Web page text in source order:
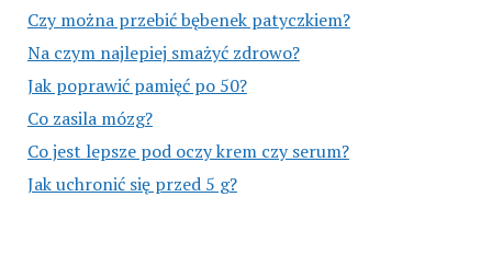
Czy można przebić bębenek patyczkiem?
Na czym najlepiej smażyć zdrowo?
Jak poprawić pamięć po 50?
Co zasila mózg?
Co jest lepsze pod oczy krem czy serum?
Jak uchronić się przed 5 g?